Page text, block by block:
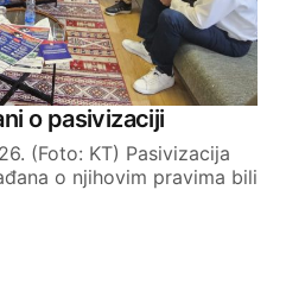
o pasivizaciji
(Foto: KT) Pasivizacija
o njihovim pravima bili